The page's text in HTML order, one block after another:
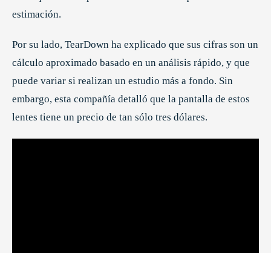
estimación.
Por su lado, TearDown ha explicado que sus cifras son un
cálculo aproximado basado en un análisis rápido, y que
puede variar si realizan un estudio más a fondo. Sin
embargo, esta compañía detalló que la pantalla de estos
lentes tiene un precio de tan sólo tres dólares.